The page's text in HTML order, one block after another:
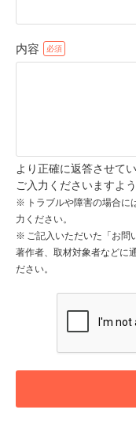
内容
より正確に返答させて
ご入力くださいますよ
トラブルや障害の場合
力ください。
ご記入いただいた「お問
著作者、取材対象者などに
ださい。